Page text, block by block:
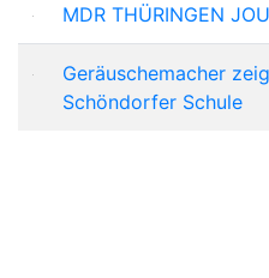
MDR THÜRINGEN
Geräuschemacher
Schöndorfer Schule